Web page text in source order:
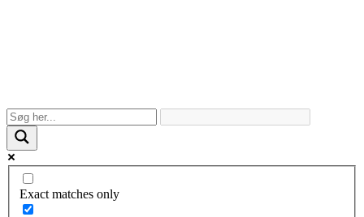
Exact matches only